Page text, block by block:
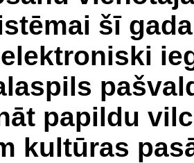
šī
papildu
kultūras